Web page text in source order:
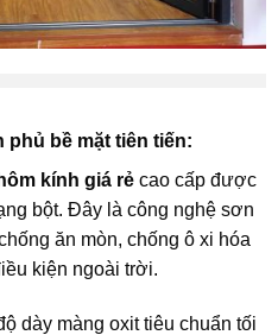
phủ bề mặt tiên tiến:
kính giá rẻ cao cấp được
bột. Đây là công nghệ sơn
ăn mòn, chống ô xi hóa
kiện ngoài trời.
dày màng oxit tiêu chuẩn tối